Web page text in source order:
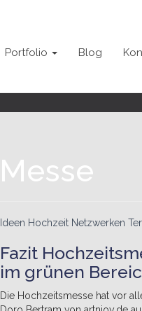
Portfolio Blog
Messe
Ideen Hochzeit Netzwerken
Fazit
im grünen
Die Hochzeitsmesse hat vor